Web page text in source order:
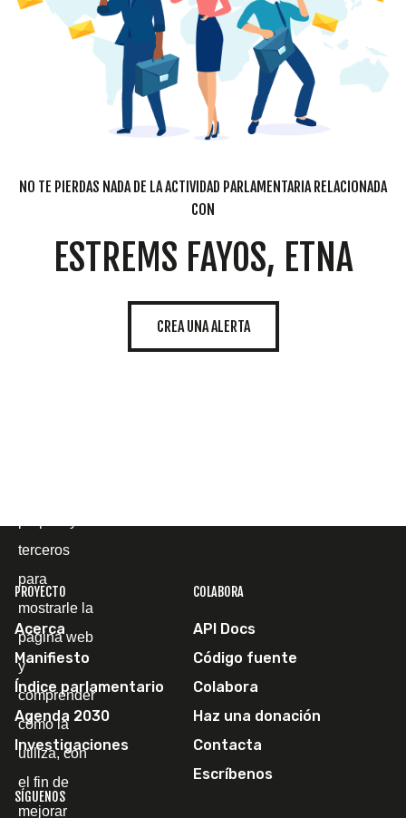
NO TE PIERDAS NADA DE LA ACTIVIDAD PARLAMENTARIA RELACIONADA
CON
ESTREMS FAYOS, ETNA
CREA UNA ALERTA
PROYECTO
Acerca
Manifiesto
Índice parlamentario
Agenda 2030
Investigaciones
COLABORA
API Docs
Código fuente
Colabora
Haz una donación
Contacta
Escríbenos
SÍGUENOS
terceros
para
mostrarle la
página web
y
comprender
cómo la
utiliza, con
el fin de
mejorar